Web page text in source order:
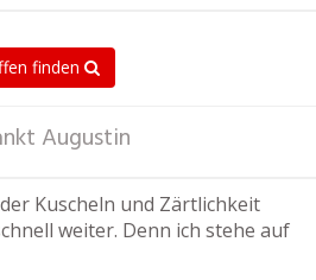
finden
Augustin
Kuscheln und Zärtlichkeit
weiter. Denn ich stehe auf